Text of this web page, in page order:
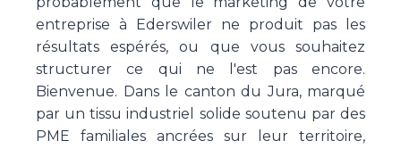
entreprise à Ederswiler ne produit pas les
résultats espérés, ou que vous souhaitez
structurer ce qui ne l'est pas encore.
Bienvenue. Dans le canton du Jura, marqué
par un tissu industriel solide soutenu par des
PME familiales ancrées sur leur territoire,